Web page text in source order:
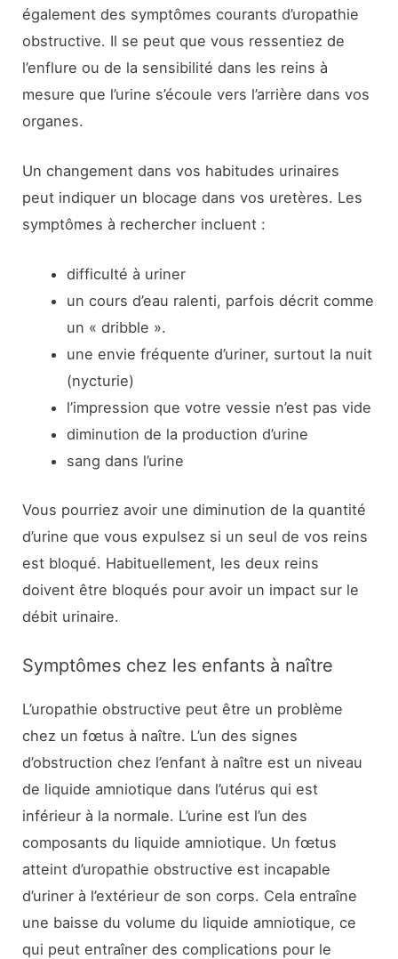
également des symptômes courants d’uropathie
obstructive. Il se peut que vous ressentiez de
l’enflure ou de la sensibilité dans les reins à
mesure que l’urine s’écoule vers l’arrière dans vos
organes.
Un changement dans vos habitudes urinaires
peut indiquer un blocage dans vos uretères. Les
symptômes à rechercher incluent :
difficulté à uriner
un cours d’eau ralenti, parfois décrit comme
un « dribble ».
une envie fréquente d’uriner, surtout la nuit
(nycturie)
l’impression que votre vessie n’est pas vide
diminution de la production d’urine
sang dans l’urine
Vous pourriez avoir une diminution de la quantité
d’urine que vous expulsez si un seul de vos reins
est bloqué. Habituellement, les deux reins
doivent être bloqués pour avoir un impact sur le
débit urinaire.
Symptômes chez les enfants à naître
L’uropathie obstructive peut être un problème
chez un fœtus à naître. L’un des signes
d’obstruction chez l’enfant à naître est un niveau
de liquide amniotique dans l’utérus qui est
inférieur à la normale. L’urine est l’un des
composants du liquide amniotique. Un fœtus
atteint d’uropathie obstructive est incapable
d’uriner à l’extérieur de son corps. Cela entraîne
une baisse du volume du liquide amniotique, ce
qui peut entraîner des complications pour le